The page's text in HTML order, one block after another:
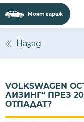
Моят гараж
Назад
VOLKSWAGEN
ЛИЗИНГ“ ПРЕЗ
ОТПАДАТ?